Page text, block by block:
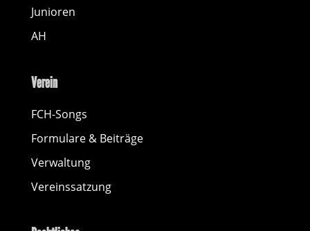
Junioren
AH
Verein
FCH-Songs
Formulare & Beiträge
Verwaltung
Vereinssatzung